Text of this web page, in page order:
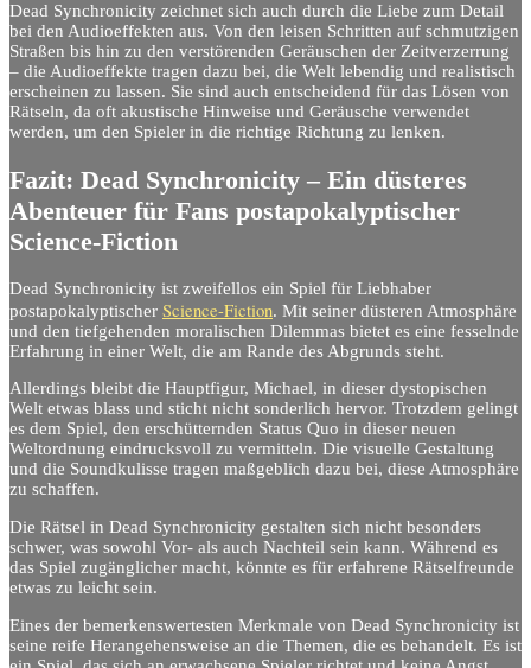
Dead Synchronicity zeichnet sich auch durch die Liebe zum Detail
bei den Audioeffekten aus. Von den leisen Schritten auf schmutzigen
Straßen bis hin zu den verstörenden Geräuschen der Zeitverzerrung
– die Audioeffekte tragen dazu bei, die Welt lebendig und realistisch
erscheinen zu lassen. Sie sind auch entscheidend für das Lösen von
Rätseln, da oft akustische Hinweise und Geräusche verwendet
werden, um den Spieler in die richtige Richtung zu lenken.
Fazit: Dead Synchronicity – Ein düsteres
Abenteuer für Fans postapokalyptischer
Science-Fiction
Dead Synchronicity ist zweifellos ein Spiel für Liebhaber
postapokalyptischer Science-Fiction. Mit seiner düsteren Atmosphäre
und den tiefgehenden moralischen Dilemmas bietet es eine fesselnde
Erfahrung in einer Welt, die am Rande des Abgrunds steht.
Allerdings bleibt die Hauptfigur, Michael, in dieser dystopischen
Welt etwas blass und sticht nicht sonderlich hervor. Trotzdem gelingt
es dem Spiel, den erschütternden Status Quo in dieser neuen
Weltordnung eindrucksvoll zu vermitteln. Die visuelle Gestaltung
und die Soundkulisse tragen maßgeblich dazu bei, diese Atmosphäre
zu schaffen.
Die Rätsel in Dead Synchronicity gestalten sich nicht besonders
schwer, was sowohl Vor- als auch Nachteil sein kann. Während es
das Spiel zugänglicher macht, könnte es für erfahrene Rätselfreunde
etwas zu leicht sein.
Eines der bemerkenswertesten Merkmale von Dead Synchronicity ist
seine reife Herangehensweise an die Themen, die es behandelt. Es ist